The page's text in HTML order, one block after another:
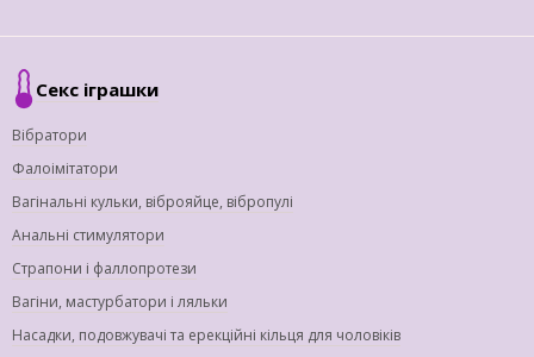
Секс іграшки
Вібратори
Фалоімітатори
Вагінальні кульки, віброяйце, вібропулі
Анальні стимулятори
Страпони і фаллопротези
Вагіни, мастурбатори і ляльки
Насадки, подовжувачі та ерекційні кільця для чоловіків